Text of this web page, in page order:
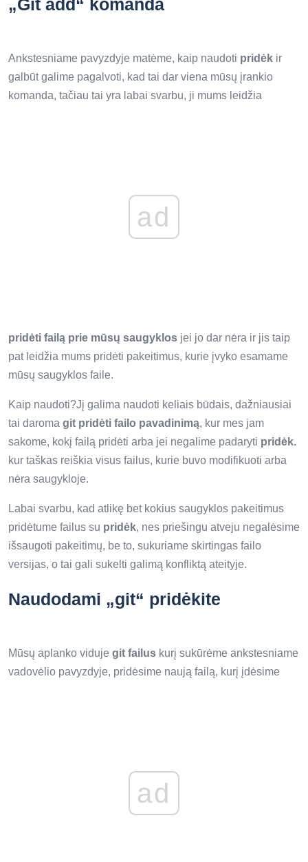
„Git add“ komanda
Ankstesniame pavyzdyje matėme, kaip naudoti pridėk ir
galbūt galime pagalvoti, kad tai dar viena mūsų įrankio
komanda, tačiau tai yra labai svarbu, ji mums leidžia
ad
pridėti failą prie mūsų saugyklos jei jo dar nėra ir jis taip
pat leidžia mums pridėti pakeitimus, kurie įvyko esamame
mūsų saugyklos faile.
Kaip naudoti?Jį galima naudoti keliais būdais, dažniausiai
tai daroma git pridėti failo pavadinimą, kur mes jam
sakome, kokį failą pridėti arba jei negalime padaryti pridėk.
kur taškas reiškia visus failus, kurie buvo modifikuoti arba
nėra saugykloje.
Labai svarbu, kad atlikę bet kokius saugyklos pakeitimus
pridėtume failus su pridėk, nes priešingu atveju negalėsime
išsaugoti pakeitimų, be to, sukuriame skirtingas failo
versijas, o tai gali sukelti galimą konfliktą ateityje.
Naudodami „git“ pridėkite
Mūsų aplanko viduje git failus kurį sukūrėme ankstesniame
vadovėlio pavyzdyje, pridėsime naują failą, kurį įdėsime
ad